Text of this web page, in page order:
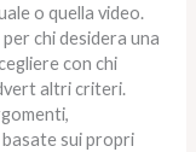
o quella video.
chi desidera una
con chi
altri criteri.
sui propri